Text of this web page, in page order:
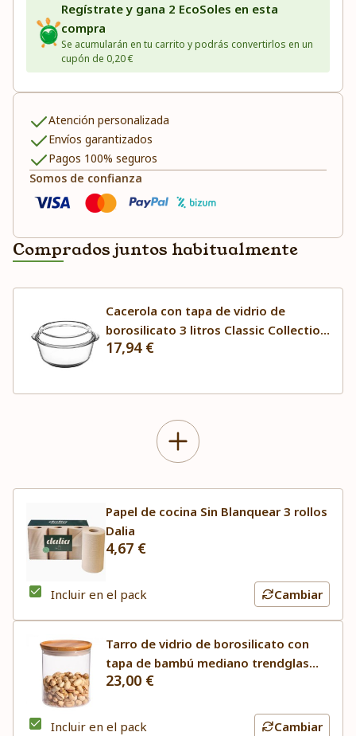
Regístrate y gana 2 EcoSoles en esta
compra
Se acumularán en tu carrito y podrás convertirlos en un
cupón de 0,20 €
Atención personalizada
Envíos garantizados
Pagos 100% seguros
Somos de confianza
Comprados juntos habitualmente
Cacerola con tapa de vidrio de
borosilicato 3 litros Classic Collection
Mason Cash
17,94 €
Papel de cocina Sin Blanquear 3 rollos
Dalia
4,67 €
Incluir en el pack Cambiar
Tarro de vidrio de borosilicato con
tapa de bambú mediano trendglas
Jena
23,00 €
Incluir en el pack Cambiar